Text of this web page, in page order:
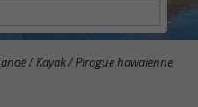
/ Kayak / Pirogue hawaïenne